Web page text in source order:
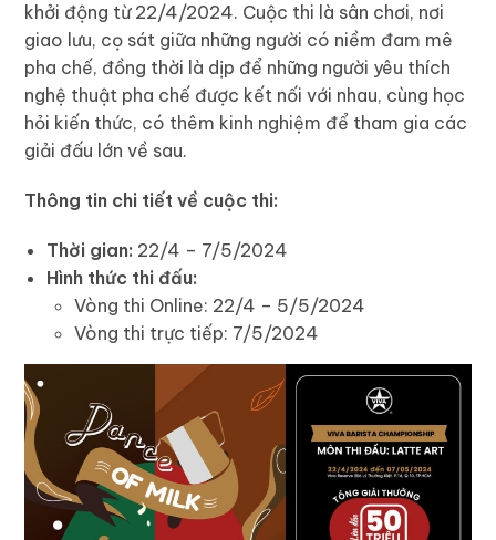
khởi động từ 22/4/2024. Cuộc thi là sân chơi, nơi
giao lưu, cọ sát giữa những người có niềm đam mê
pha chế, đồng thời là dịp để những người yêu thích
nghệ thuật pha chế được kết nối với nhau, cùng học
hỏi kiến thức, có thêm kinh nghiệm để tham gia các
giải đấu lớn về sau.
Thông tin chi tiết về cuộc thi:
Thời gian: 22/4 – 7/5/2024
Hình thức thi đấu:
Vòng thi Online: 22/4 – 5/5/2024
Vòng thi trực tiếp: 7/5/2024